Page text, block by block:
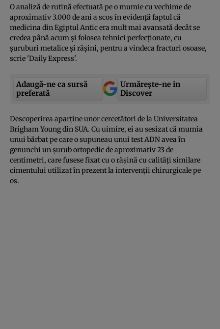
O analiză de rutină efectuată pe o mumie cu vechime de
aproximativ 3.000 de ani a scos în evidenţă faptul că
medicina din Egiptul Antic era mult mai avansată decât se
credea până acum şi folosea tehnici perfecţionate, cu
şuruburi metalice şi răşini, pentru a vindeca fracturi osoase,
scrie 'Daily Express'.
Adaugă-ne ca sursă
preferată
Urmărește-ne in
Discover
Descoperirea aparţine unor cercetători de la Universitatea
Brigham Young din SUA. Cu uimire, ei au sesizat că mumia
unui bărbat pe care o supuneau unui test ADN avea în
genunchi un şurub ortopedic de aproximativ 23 de
centimetri, care fusese fixat cu o răşină cu calităţi similare
cimentului utilizat în prezent la intervenţii chirurgicale pe
os.